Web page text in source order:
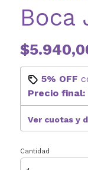
Boca
5% OFF
Precio final:
Ver cuotas y
Cantidad